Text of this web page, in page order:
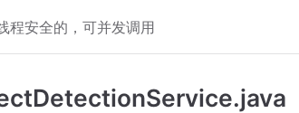
程安全的，可并发调用